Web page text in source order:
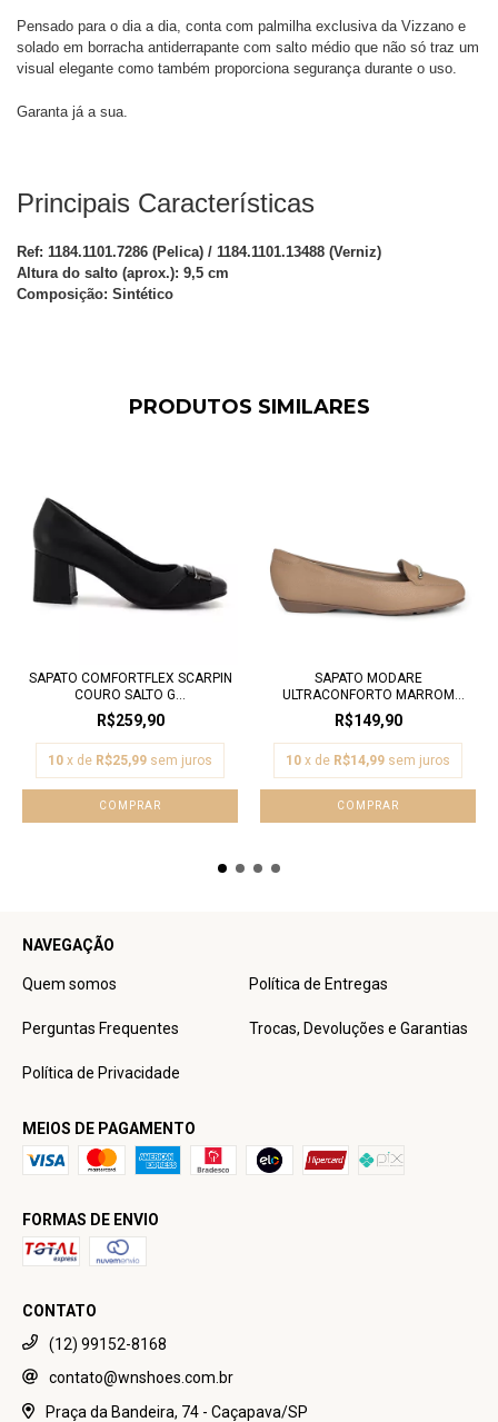
Pensado para o dia a dia, conta com palmilha exclusiva da Vizzano e
solado em borracha antiderrapante com salto médio que não só traz um
visual elegante como também proporciona segurança durante o uso.
Garanta já a sua.
Principais Características
Ref: 1184.1101.7286 (Pelica) / 1184.1101.13488 (Verniz)
Altura do salto (aprox.): 9,5 cm
Composição: Sintético
PRODUTOS SIMILARES
SAPATO COMFORTFLEX SCARPIN
COURO SALTO G...
R$259,90
10 x de R$25,99 sem juros
COMPRAR
SAPATO MODARE
ULTRACONFORTO MARROM
SALTO...
R$149,90
10 x de R$14,99 sem juros
COMPRAR
NAVEGAÇÃO
Quem somos Política de Entregas
Perguntas Frequentes Trocas, Devoluções e Garantias
Política de Privacidade
MEIOS DE PAGAMENTO
FORMAS DE ENVIO
CONTATO
(12) 99152-8168
contato@wnshoes.com.br
Praça da Bandeira, 74 - Caçapava/SP